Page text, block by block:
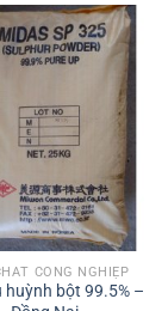
CÔNG NGHIỆP
huỳnh bột 99.5% –